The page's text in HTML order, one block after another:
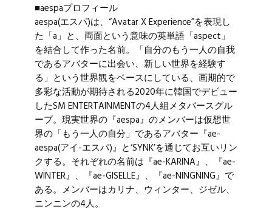
■aespaプロフィール
aespa(エスパ)は、“Avatar X Experience”を表現し
た「a」と、両面という意味の英単語「aspect」
を結合して作った名前。「自分のもう一人の自我
であるアバターに出会い、新しい世界を経験す
る」という世界観をベースにしている、画期的で
多彩な活動が期待される2020年に韓国でデビュー
したSM ENTERTAINMENTの4人組メタバースグル
ープ。現実世界の『aespa』のメンバーは仮想世
界の「もう一人の自分」であるアバター『ae-
aespa(アイ-エスパ)』と‘SYNK’を通じてお互いリン
クする。それぞれの名前は『ae-KARINA』、『ae-
WINTER』、『ae-GISELLE』、『ae-NINGNING』で
ある。メンバーはカリナ、ウィンター、ジゼル、
ニンニンの4人。